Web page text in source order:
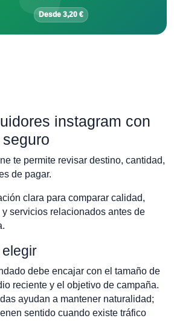
Desde 3,20 €
instagram con
te permite revisar destino, cantidad,
de pagar.
clara para comparar calidad,
servicios relacionados antes de
debe encajar con el tamaño de
reciente y el objetivo de campaña.
ayudan a mantener naturalidad;
sentido cuando existe tráfico